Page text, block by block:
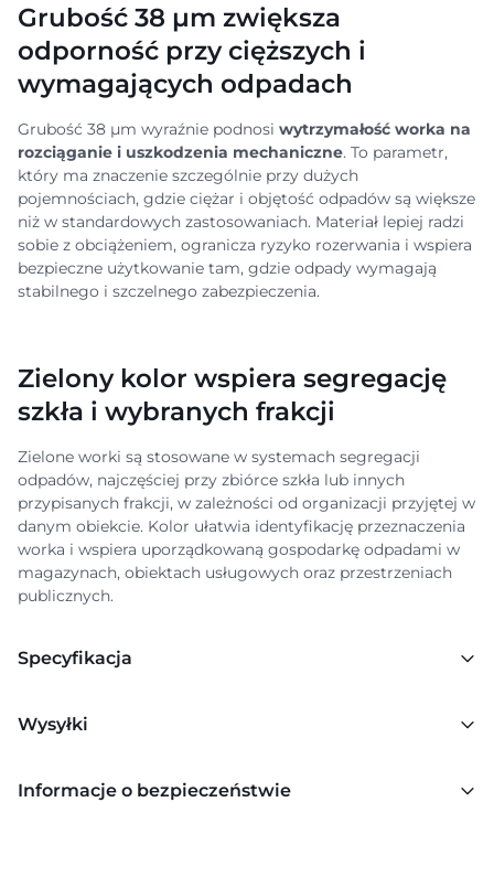
Grubość 38 μm zwiększa
odporność przy cięższych i
wymagających odpadach
Grubość 38 μm wyraźnie podnosi wytrzymałość worka na
rozciąganie i uszkodzenia mechaniczne. To parametr,
który ma znaczenie szczególnie przy dużych
pojemnościach, gdzie ciężar i objętość odpadów są większe
niż w standardowych zastosowaniach. Materiał lepiej radzi
sobie z obciążeniem, ogranicza ryzyko rozerwania i wspiera
bezpieczne użytkowanie tam, gdzie odpady wymagają
stabilnego i szczelnego zabezpieczenia.
Zielony kolor wspiera segregację
szkła i wybranych frakcji
Zielone worki są stosowane w systemach segregacji
odpadów, najczęściej przy zbiórce szkła lub innych
przypisanych frakcji, w zależności od organizacji przyjętej w
danym obiekcie. Kolor ułatwia identyfikację przeznaczenia
worka i wspiera uporządkowaną gospodarkę odpadami w
magazynach, obiektach usługowych oraz przestrzeniach
publicznych.
Specyfikacja
Wysyłki
Informacje o bezpieczeństwie